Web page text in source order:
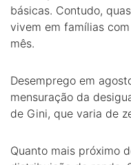
básicas. Contudo,
vivem em famílias
mês.
Desemprego em
mensuração da
de Gini, que varia de
Quanto mais próximo